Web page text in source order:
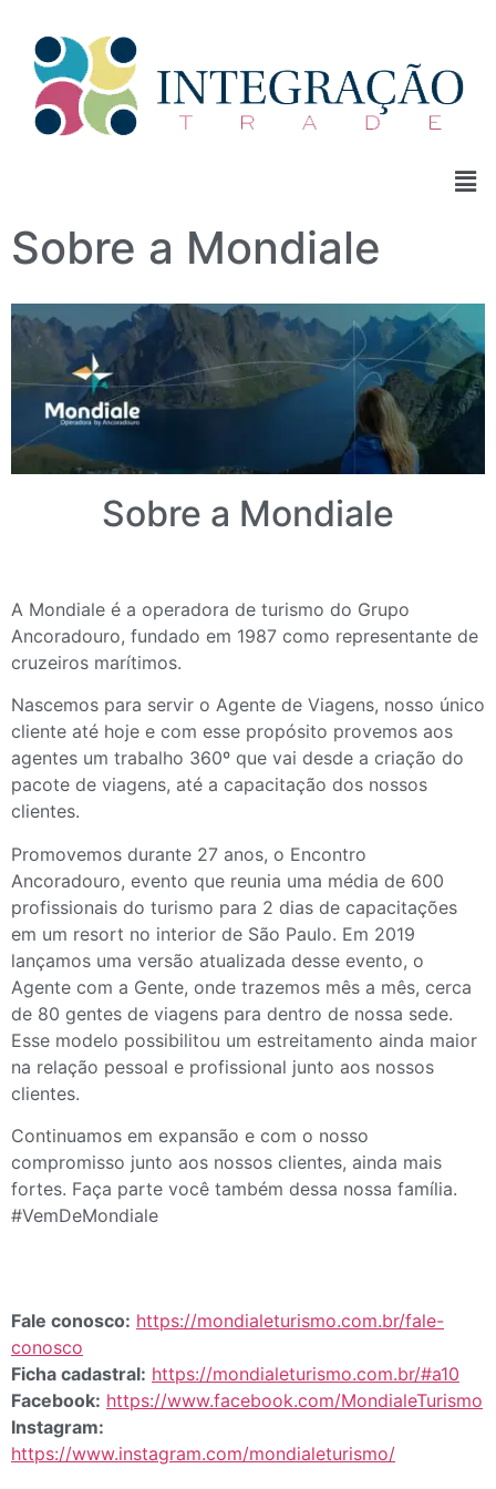
Sobre a Mondiale
Sobre a Mondiale
A Mondiale é a operadora de turismo do Grupo
Ancoradouro, fundado em 1987 como representante de
cruzeiros marítimos.
Nascemos para servir o Agente de Viagens, nosso único
cliente até hoje e com esse propósito provemos aos
agentes um trabalho 360º que vai desde a criação do
pacote de viagens, até a capacitação dos nossos
clientes.
Promovemos durante 27 anos, o Encontro
Ancoradouro, evento que reunia uma média de 600
profissionais do turismo para 2 dias de capacitações
em um resort no interior de São Paulo. Em 2019
lançamos uma versão atualizada desse evento, o
Agente com a Gente, onde trazemos mês a mês, cerca
de 80 gentes de viagens para dentro de nossa sede.
Esse modelo possibilitou um estreitamento ainda maior
na relação pessoal e profissional junto aos nossos
clientes.
Continuamos em expansão e com o nosso
compromisso junto aos nossos clientes, ainda mais
fortes. Faça parte você também dessa nossa família.
#VemDeMondiale
Fale conosco: https://mondialeturismo.com.br/fale-
conosco
Ficha cadastral: https://mondialeturismo.com.br/#a10
Facebook: https://www.facebook.com/MondialeTurismo
Instagram:
https://www.instagram.com/mondialeturismo/